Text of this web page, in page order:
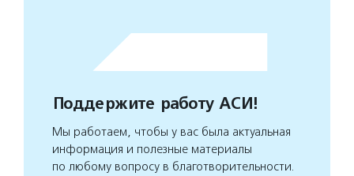
Поддержите работу АСИ!
Мы работаем, чтобы у вас была актуальная
информация и полезные материалы
по любому вопросу в благотворительности.